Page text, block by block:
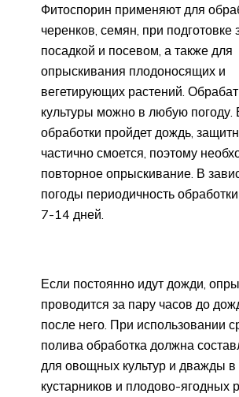
Фитоспорин применяют для
черенков, семян, при подготовке
посадкой и посевом, а также для
опрыскивания плодоносящих и
вегетирующих растений.
культуры можно в любую погоду.
обработки пройдет дождь,
частично смоется, поэтому
повторное опрыскивание. В
погоды периодичность
7-14 дней.
Если постоянно идут дожди,
проводится за пару часов до
после него. При использовании
полива обработка должна
для овощных культур и дважды
кустарников и плодово-ягодных